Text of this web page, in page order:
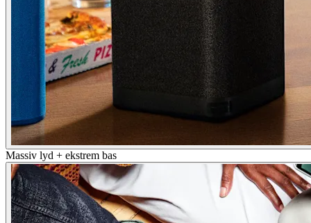
Massiv lyd + ekstrem bas